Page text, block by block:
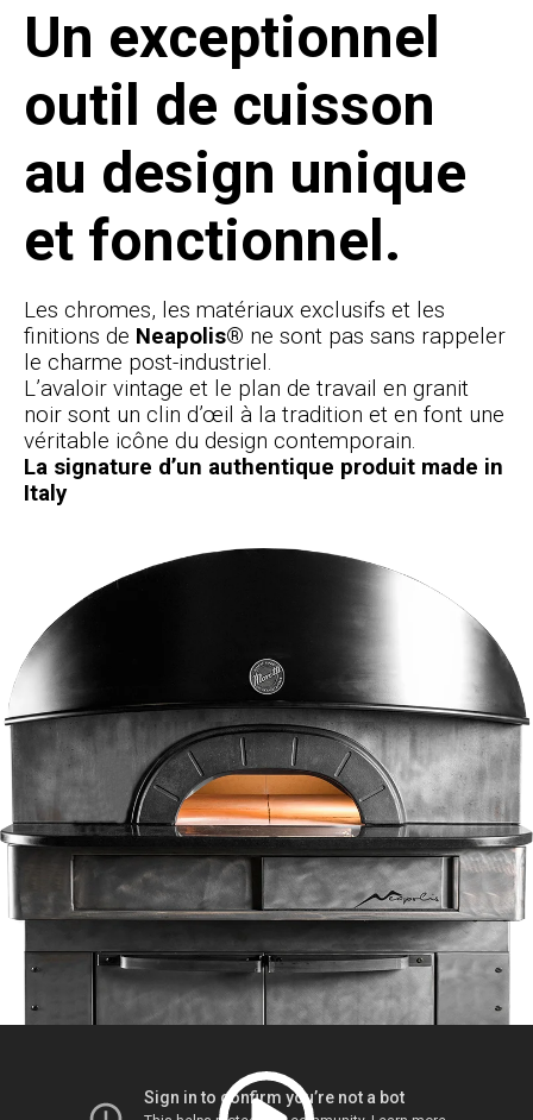
Un exceptionnel
outil de cuisson
au design unique
et fonctionnel.
Les chromes, les matériaux exclusifs et les
finitions de Neapolis® ne sont pas sans rappeler
le charme post-industriel.
L’avaloir vintage et le plan de travail en granit
noir sont un clin d’œil à la tradition et en font une
véritable icône du design contemporain.
La signature d’un authentique produit made in
Italy